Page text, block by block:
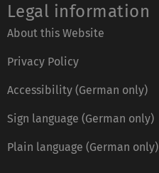
Legal information
About this Website
Privacy Policy
Accessibility (German only)
Sign language (German only)
Plain language (German only)